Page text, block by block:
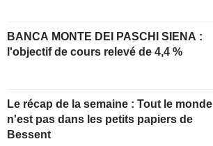
BANCA MONTE DEI PASCHI SIENA :
l'objectif de cours relevé de 4,4 %
Le récap de la semaine : Tout le monde
n'est pas dans les petits papiers de
Bessent